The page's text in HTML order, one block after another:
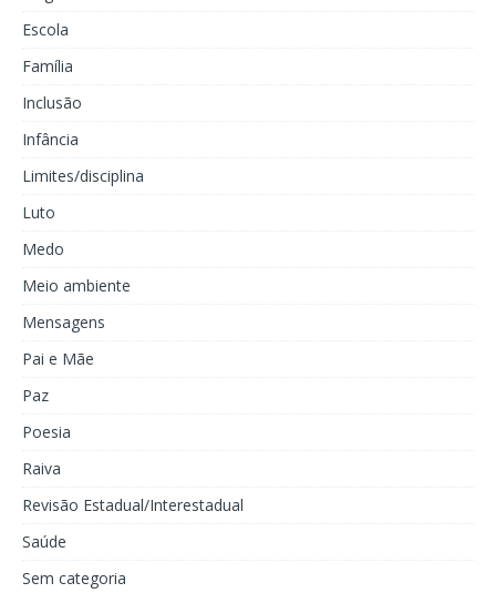
Escola
Família
Inclusão
Infância
Limites/disciplina
Luto
Medo
Meio ambiente
Mensagens
Pai e Mãe
Paz
Poesia
Raiva
Revisão Estadual/Interestadual
Saúde
Sem categoria